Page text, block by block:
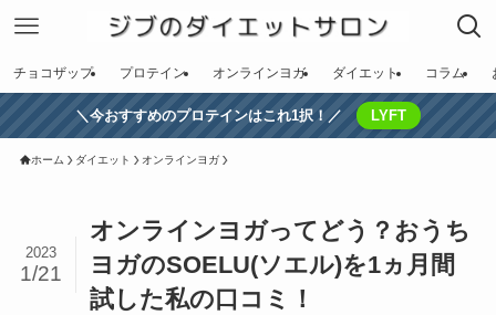
チョコザップ プロテイン オンラインヨガ ダイエット コラム
＼今おすすめのプロテインはこれ1択！／ LYFT
ホーム ダイエット オンラインヨガ
オンラインヨガってどう？おうち
ヨガのSOELU(ソエル)を1ヵ月間
試した私の口コミ！
2023
1/21